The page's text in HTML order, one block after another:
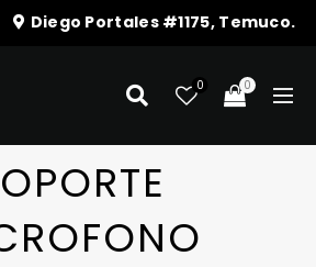
Diego Portales #1175, Temuco.
0 0